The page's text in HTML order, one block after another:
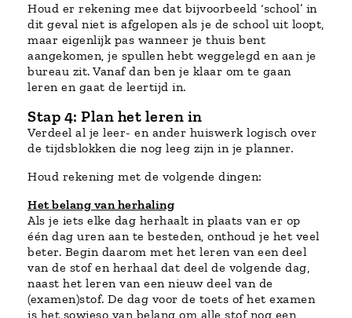
Houd er rekening mee dat bijvoorbeeld ‘school’ in
dit geval niet is afgelopen als je de school uit loopt,
maar eigenlijk pas wanneer je thuis bent
aangekomen, je spullen hebt weggelegd en aan je
bureau zit. Vanaf dan ben je klaar om te gaan
leren en gaat de leertijd in.
Stap 4: Plan het leren in
Verdeel al je leer- en ander huiswerk logisch over
de tijdsblokken die nog leeg zijn in je planner.
Houd rekening met de volgende dingen:
Het belang van herhaling
Als je iets elke dag herhaalt in plaats van er op
één dag uren aan te besteden, onthoud je het veel
beter. Begin daarom met het leren van een deel
van de stof en herhaal dat deel de volgende dag,
naast het leren van een nieuw deel van de
(examen)stof. De dag voor de toets of het examen
is het sowieso van belang om alle stof nog een